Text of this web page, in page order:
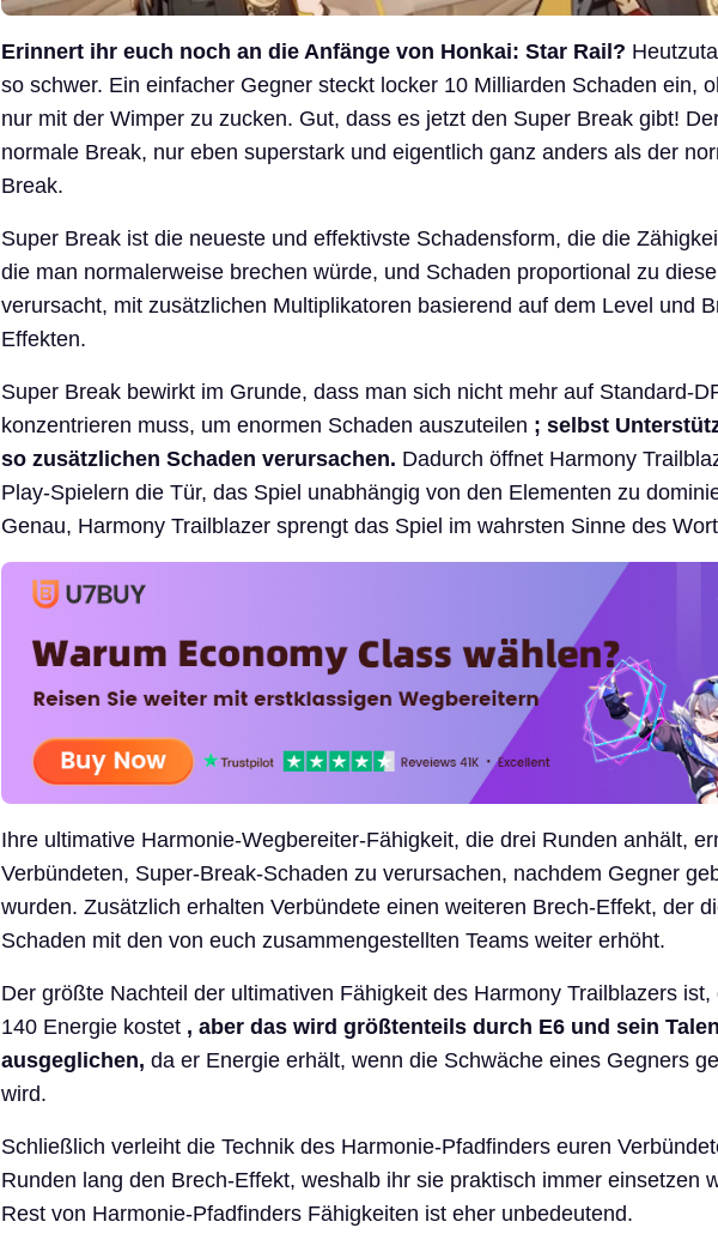
Erinnert ihr euch noch an die Anfänge von Honkai: Star Rail?
so schwer. Ein einfacher Gegner steckt locker 10 Milliarden Schaden ein,
nur mit der Wimper zu zucken. Gut, dass es jetzt den Super Break gibt!
normale Break, nur eben superstark und eigentlich ganz anders als der
Break.
Super Break ist die neueste und effektivste Schadensform, die die
die man normalerweise brechen würde, und Schaden proportional zu
verursacht, mit zusätzlichen Multiplikatoren basierend auf dem Level und
Effekten.
Super Break bewirkt im Grunde, dass man sich nicht mehr auf Standard-
konzentrieren muss, um enormen Schaden auszuteilen ; selbst
so zusätzlichen Schaden verursachen. Dadurch öffnet Harmony
Play-Spielern die Tür, das Spiel unabhängig von den Elementen zu
Genau, Harmony Trailblazer sprengt das Spiel im wahrsten Sinne des
Ihre ultimative Harmonie-Wegbereiter-Fähigkeit, die drei Runden anhält,
Verbündeten, Super-Break-Schaden zu verursachen, nachdem Gegner
wurden. Zusätzlich erhalten Verbündete einen weiteren Brech-Effekt, der
Schaden mit den von euch zusammengestellten Teams weiter erhöht.
Der größte Nachteil der ultimativen Fähigkeit des Harmony Trailblazers ist,
140 Energie kostet , aber das wird größtenteils durch E6 und sein
ausgeglichen, da er Energie erhält, wenn die Schwäche eines Gegners
wird.
Schließlich verleiht die Technik des Harmonie-Pfadfinders euren
Runden lang den Brech-Effekt, weshalb ihr sie praktisch immer einsetzen
Rest von Harmonie-Pfadfinders Fähigkeiten ist eher unbedeutend.